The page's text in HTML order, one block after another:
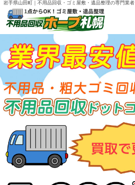
岩手県山田町｜不用品回収・ゴミ屋敷・遺品整理の専門業者